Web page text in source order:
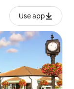
Use app